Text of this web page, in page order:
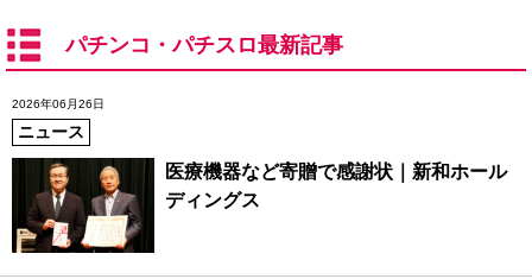
パチンコ・パチスロ最新記事
2026年06月26日
ニュース
医療機器など寄贈で感謝状｜新和ホール
ディングス